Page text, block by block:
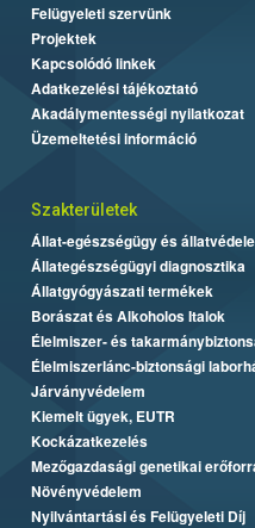
Felügyeleti szervünk
Projektek
Kapcsolódó linkek
Adatkezelési tájékoztató
Akadálymentességi nyilatkozat
Üzemeltetési információ
Szakterületek
Állat-egészségügy és
Állategészségügyi diagnosztika
Állatgyógyászati termékek
Borászat és Alkoholos Italok
Élelmiszer- és
Élelmiszerlánc-biztonsági
Járványvédelem
Kiemelt ügyek, EUTR
Kockázatkezelés
Mezőgazdasági genetikai
Növényvédelem
Nyilvántartási és Felügyeleti Díj